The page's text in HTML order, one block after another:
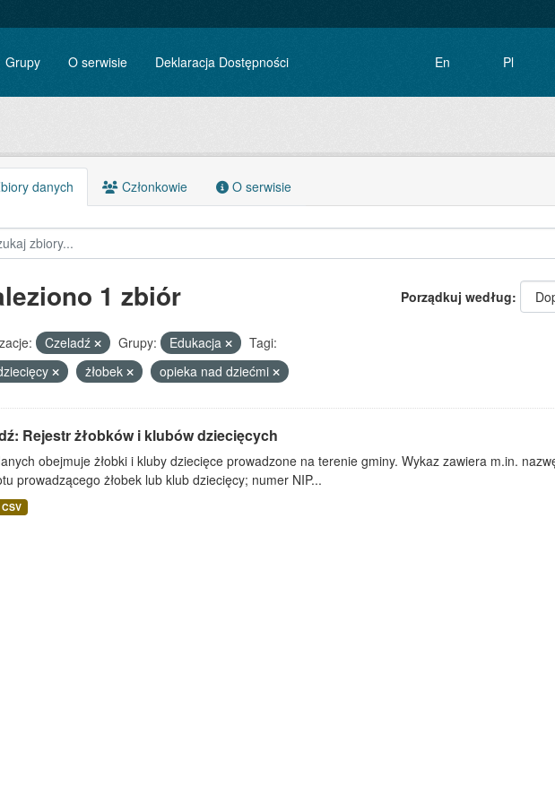
Grupy O serwisie Deklaracja Dostępności En Pl
danych Członkowie O serwisie
Porządkuj według
1 zbiór
Czeladź Grupy: Edukacja
Tagi:
żłobek opieka nad dziećmi
Rejestr żłobków i klubów dziecięcych
obejmuje żłobki i kluby dziecięce prowadzone na terenie gminy. Wykaz zawiera m.in.
prowadzącego żłobek lub klub dziecięcy; numer NIP...
CSV